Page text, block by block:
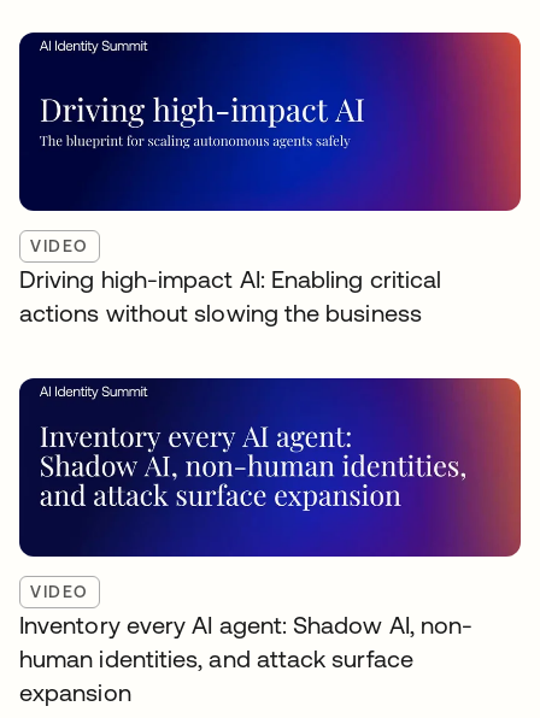
VIDEO
Driving high-impact AI: Enabling critical
actions without slowing the business
VIDEO
Inventory every AI agent: Shadow AI, non-
human identities, and attack surface
expansion